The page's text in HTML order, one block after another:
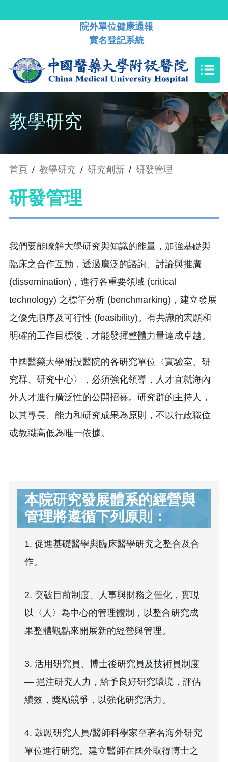
院外單位健康通報
實名登記系統
教學研究
首頁 / 教學研究 / 研究創新 / 研發管理
研發管理
我們要能瞭解大學研究與知識的能量，加強基礎與
臨床之合作互動，透過廣泛的諮詢、討論與推廣
(dissemination)，進行各重要領域 (critical
technology) 之標竿分析 (benchmarking)，建立發展
之優先順序及可行性 (feasibility)。有共識的宏願和
明確的工作目標後，才能發揮整體力量達成卓越。
中國醫藥大學附設醫院的各研究單位〈實驗室、研
究群、研究中心〉，必須強化領導，人才宜就海內
外人才進行廣泛性的公開招募。研究群的主持人，
以其專長、能力和研究成果為原則，不以行政職位
或教職高低為唯一依據。
本院研究發展體系的經營與
管理將遵循下列原則：
1. 促進基礎醫學與臨床醫學研究之整合及合
作。
2. 突破目前制度、人事與財務之僵化，實現
以〈人〉為中心的管理體制，以整合研究成
果整體觀點來開展新的經營與管理。
3. 活用研究員、博士後研究員及技術員制度
— 挹注研究人力，給予良好研究環境，評估
績效，獎勵競爭，以強化研究活力。
4. 鼓勵研究人員/醫師科學家至著名海外研究
單位進行研究。建立醫師在國外取得博士之